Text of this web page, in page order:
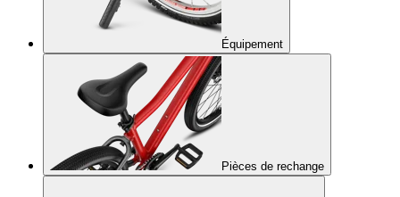
Équipement
Pièces de rechange